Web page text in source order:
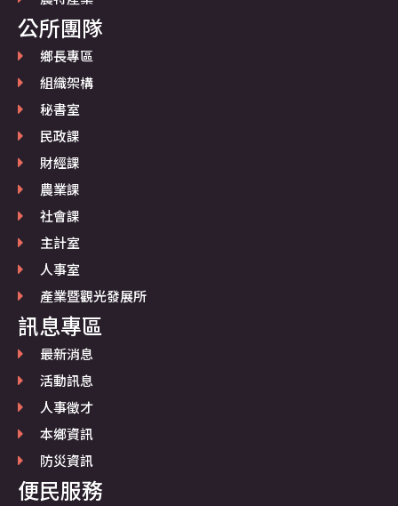
公所團隊
鄉長專區
組織架構
秘書室
民政課
財經課
農業課
社會課
主計室
人事室
產業暨觀光發展所
訊息專區
最新消息
活動訊息
人事徵才
本鄉資訊
防災資訊
便民服務